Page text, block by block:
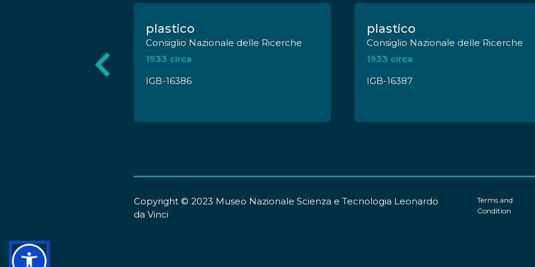
merci, gli "Horrea", fanno parte della pertinenza della
plastico
Consiglio Nazionale delle Ricerche
1933 circa
IGB-16386
plastico
Consiglio Nazionale delle Ricerche
1933 circa
IGB-16387
Copyright © 2023 Museo Nazionale Scienza e Tecnologia Leonardo
da Vinci
Terms and
Condition